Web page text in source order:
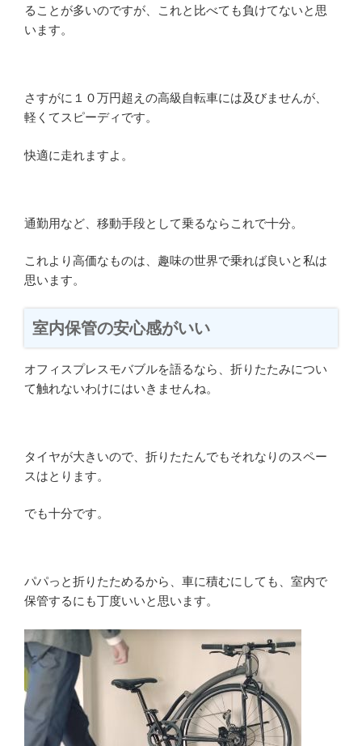
ることが多いのですが、これと比べても負けてないと思
います。
さすがに１０万円超えの高級自転車には及びませんが、
軽くてスピーディです。
快適に走れますよ。
通勤用など、移動手段として乗るならこれで十分。
これより高価なものは、趣味の世界で乗れば良いと私は
思います。
室内保管の安心感がいい
オフィスプレスモバブルを語るなら、折りたたみについ
て触れないわけにはいきませんね。
タイヤが大きいので、折りたたんでもそれなりのスペー
スはとります。
でも十分です。
パパっと折りたためるから、車に積むにしても、室内で
保管するにも丁度いいと思います。